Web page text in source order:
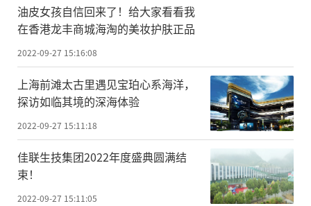
油皮女孩自信回来了！给大家看看我
在香港龙丰商城海淘的美妆护肤正品
2022-09-27 15:16:08
上海前滩太古里遇见宝珀心系海洋，
探访如临其境的深海体验
2022-09-27 15:11:18
佳联生技集团2022年度盛典圆满结
束！
2022-09-27 15:11:05